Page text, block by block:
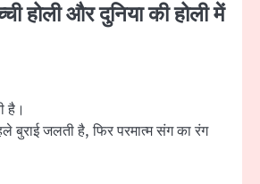
होली और दुनिया की होली में
है।
बुराई जलती है, फिर परमात्म संग का रंग